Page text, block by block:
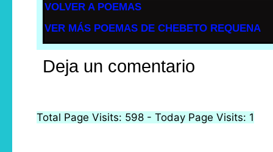
VOLVER A POEMAS
VER MÁS POEMAS DE CHEBETO REQUENA
Deja un comentario
Total Page Visits: 598 - Today Page Visits: 1